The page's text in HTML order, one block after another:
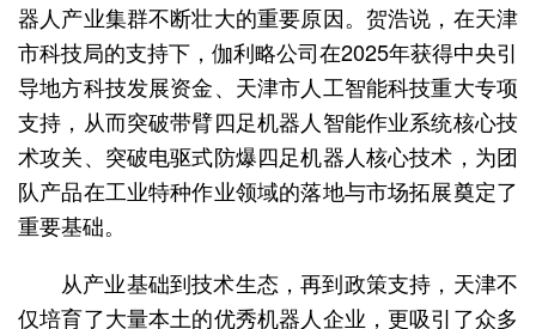
器人产业集群不断壮大的重要原因。贺浩说，在天津
市科技局的支持下，伽利略公司在2025年获得中央引
导地方科技发展资金、天津市人工智能科技重大专项
支持，从而突破带臂四足机器人智能作业系统核心技
术攻关、突破电驱式防爆四足机器人核心技术，为团
队产品在工业特种作业领域的落地与市场拓展奠定了
重要基础。
从产业基础到技术生态，再到政策支持，天津不
仅培育了大量本土的优秀机器人企业，更吸引了众多